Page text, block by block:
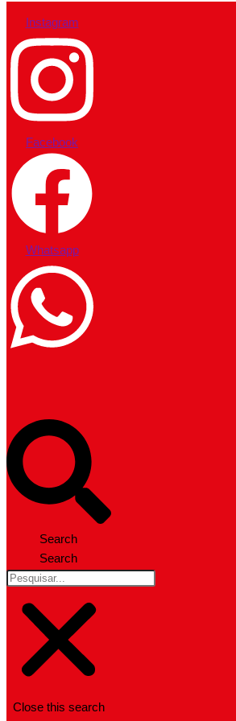
Instagram
Facebook
Whatsapp
Search
Search
Close this search